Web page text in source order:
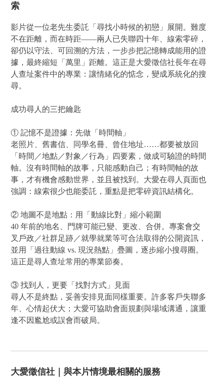
索
影片從一位老先生委託「尋找小時候的初戀」展開。難度
不在距離，而在時距——兩人已失聯四十年、線索零碎，
卻仍以守法、可回溯的方法，一步步把記憶轉成能用的證
據，最終縮短「萬里」距離。這正是大愛徵信社長年在尋
人查址案件中的專業：讓情緒化的惦念，變成系統化的搜
尋。
成功尋人的三把鑰匙
① 記憶不是證據：先做「時間軸」
老照片、舊書信、同學名冊、曾住地址……都要被放回
「時間／地點／對象／行為」四要素，做成可驗證的時間
軸。沒有時間軸的故事，只能感動自己；有時間軸的故
事，才有機會感動世界，並且被找到。大愛在尋人頁面也
強調：線索很少也能委託，重點是把零碎資訊結構化。
② 地圖不是地點：用「動線比對」縮小範圍
40 年前的地名、門牌可能已變、更改、合併。專案會交
叉戶政／社群足跡／就學就業等可合法取得的公開資訊，
並用「過往動線 vs. 現況熱點」疊圖，逐步縮小搜尋圈。
這正是尋人查址常用的專業節奏。
③ 找到人，更要「找對方式」見面
尋人不是終點，妥善安排見面同樣重要。許多客戶失聯多
年、心情起伏大；大愛可協助會面規劃與場域溝通，讓重
逢不因尷尬或誤會而破局。
大愛徵信社｜與本片情境最相關的服務